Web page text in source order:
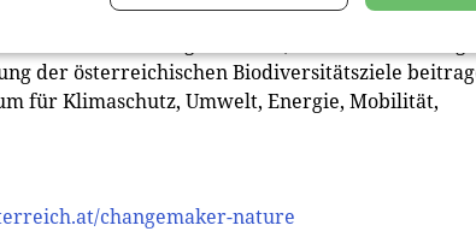
zentrale Voraussetzung für eine nachhaltige
Förderschiene geschaffen, die zur Umsetzung
der österreichischen Biodiversitätsziele
für Klimaschutz, Umwelt, Energie, Mobilität,
changemaker-nature